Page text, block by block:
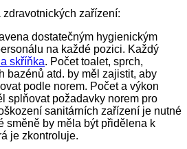
zařízení:
dostatečným hygienickým
na každé pozici. Každý
skříňka. Počet toalet, sprch,
bazénů atd. by měl zajistit, aby
podle norem. Počet a výkon
splňovat požadavky norem pro
sanitárních zařízení je nutné
směně by měla být přidělena k
je zkontroluje.